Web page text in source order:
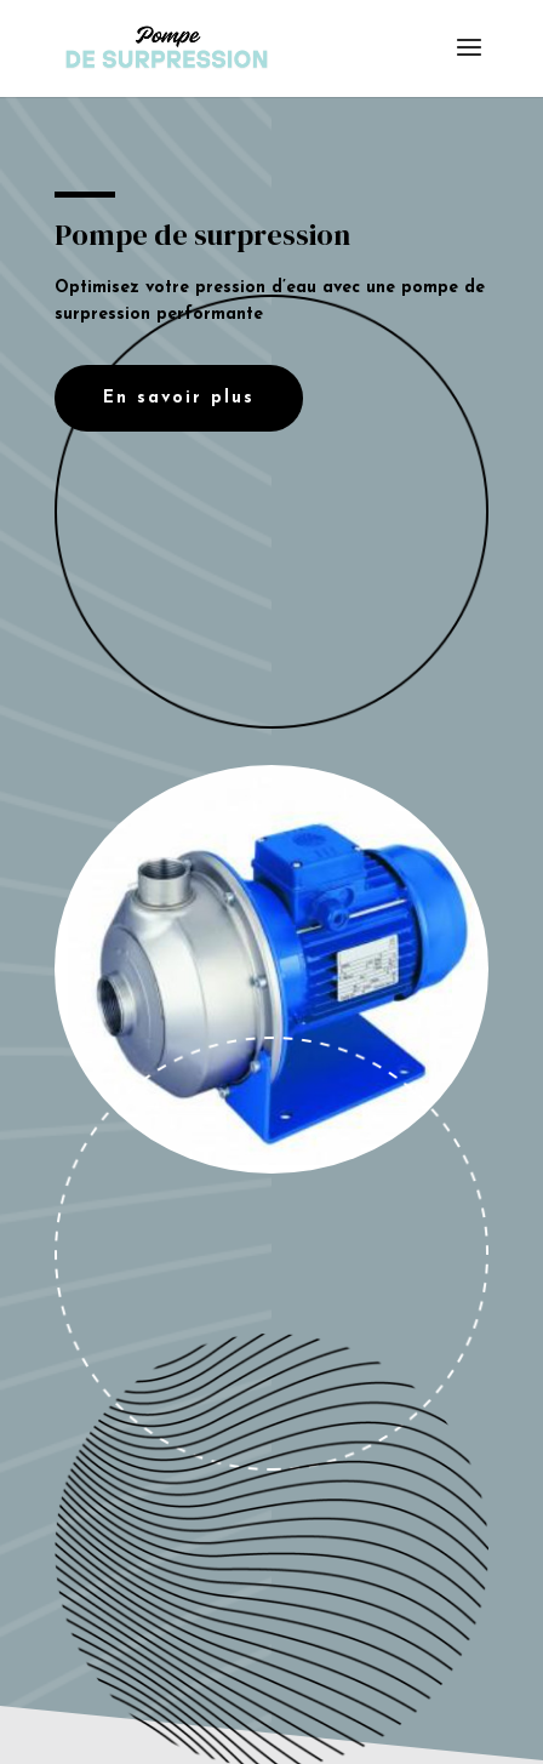
Pompe de surpression
Optimisez votre pression d’eau avec une pompe de
surpression performante
En savoir plus